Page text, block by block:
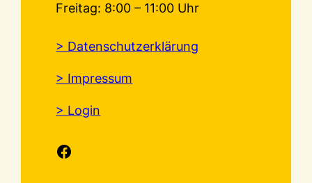
Freitag: 8:00 – 11:00 Uhr
> Datenschutzerklärung
> Impressum
> Login
Facebook